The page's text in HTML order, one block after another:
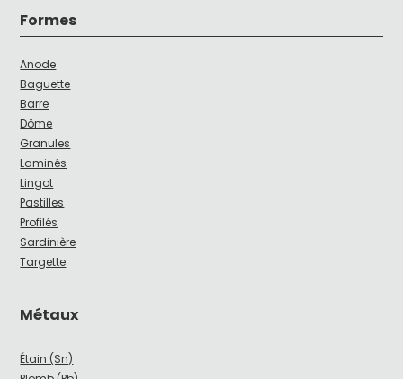
Formes
Anode
Baguette
Barre
Dôme
Granules
Laminés
Lingot
Pastilles
Profilés
Sardinière
Targette
Métaux
Étain (Sn)